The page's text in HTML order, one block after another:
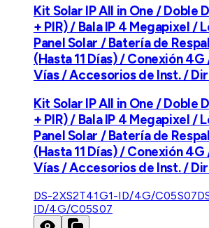
Kit Solar IP All in One / Doble
+ PIR) / Bala IP 4 Megapixel /
Panel Solar / Batería de
(Hasta 11 Días) / Conexión
Vías / Accesorios de Inst. /
Kit Solar IP All in One / Doble
+ PIR) / Bala IP 4 Megapixel /
Panel Solar / Batería de
(Hasta 11 Días) / Conexión
Vías / Accesorios de Inst. /
DS-2XS2T41G1-ID/4G/C05S07
ID/4G/C05S07